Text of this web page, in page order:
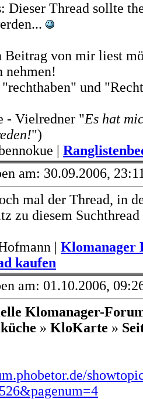
Dieser Thread sollte
Beitrag von mir liest
nehmen!
und
- Vielredner "Es hat
")
|
am: 30.09.2006,
mal der Thread, in
zu diesem
| Klomanager
kaufen
am: 01.10.2006,
Klomanager-
» KloKarte »